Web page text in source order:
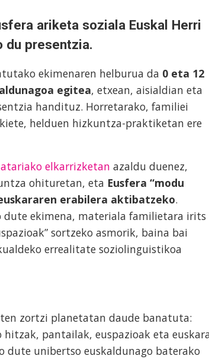
ariketa soziala Euskal Herri
du presentzia.
ekimenaren helburua da 0 eta 12
egitea, etxean, aisialdian eta
handituz. Horretarako, familiei
helduen hizkuntza-praktiketan ere
atariako elkarrizketan azaldu duenez,
ohituretan, eta Eusfera “modu
erabilera aktibatzeko.
dute ekimena, materiala familietara irits
sortzeko asmorik, baina bai
errealitate soziolinguistikoa
zortzi planetatan daude banatuta:
pantailak, euspazioak eta
dute unibertso euskaldunago baterako